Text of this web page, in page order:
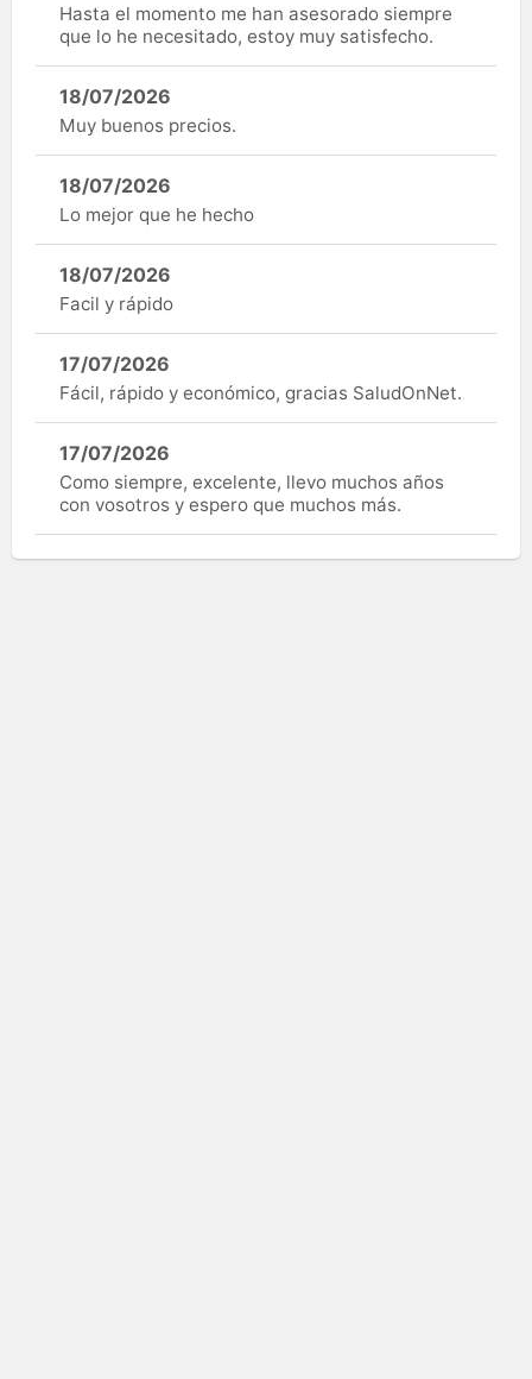
Hasta el momento me han asesorado siempre
que lo he necesitado, estoy muy satisfecho.
18/07/2026
Muy buenos precios.
18/07/2026
Lo mejor que he hecho
18/07/2026
Facil y rápido
17/07/2026
Fácil, rápido y económico, gracias SaludOnNet.
17/07/2026
Como siempre, excelente, llevo muchos años
con vosotros y espero que muchos más.